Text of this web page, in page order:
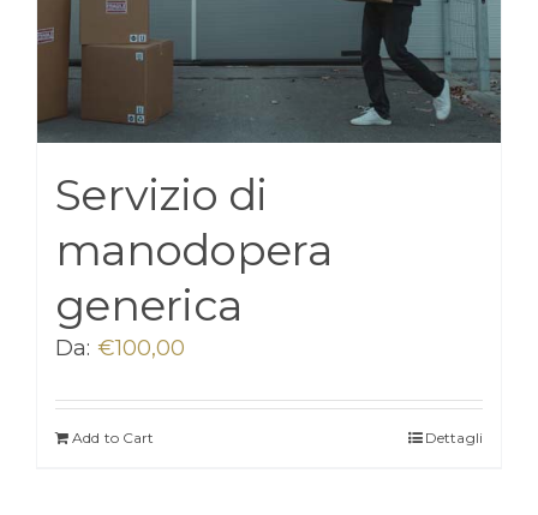
Servizio di
manodopera
generica
Da: €100,00
Add to Cart Dettagli